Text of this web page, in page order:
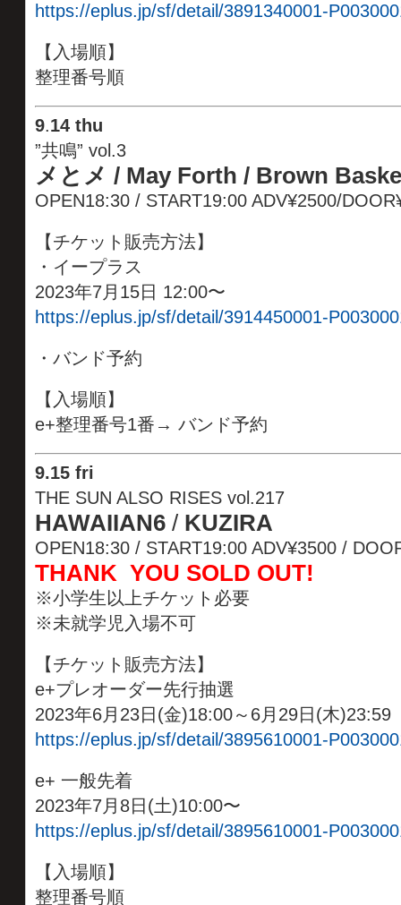
https://eplus.jp/sf/detail/3891340001-
【入場順】
整理番号順
9.14 thu
”共鳴” vol.3
メとメ / May Forth / Brown
OPEN18:30 / START19:00 ADV¥2500/
【チケット販売方法】
・イープラス
2023年7月15日 12:00〜
https://eplus.jp/sf/detail/3914450001-
・バンド予約
【入場順】
e+整理番号1番→ バンド予約
9.15 fri
THE SUN ALSO RISES vol.217
HAWAIIAN6 / KUZIRA
OPEN18:30 / START19:00 ADV¥3500 /
THANK YOU SOLD OUT!
※小学生以上チケット必要
※未就学児入場不可
【チケット販売方法】
e+プレオーダー先行抽選
2023年6月23日(金)18:00～6月29日(木)23:59
https://eplus.jp/sf/detail/3895610001-
e+ 一般先着
2023年7月8日(土)10:00〜
https://eplus.jp/sf/detail/3895610001-
【入場順】
整理番号順